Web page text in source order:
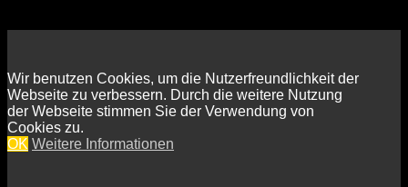
Wir benutzen Cookies, um die Nutzerfreundlichkeit der
Webseite zu verbessern. Durch die weitere Nutzung
der Webseite stimmen Sie der Verwendung von
Cookies zu.
OK Weitere Informationen